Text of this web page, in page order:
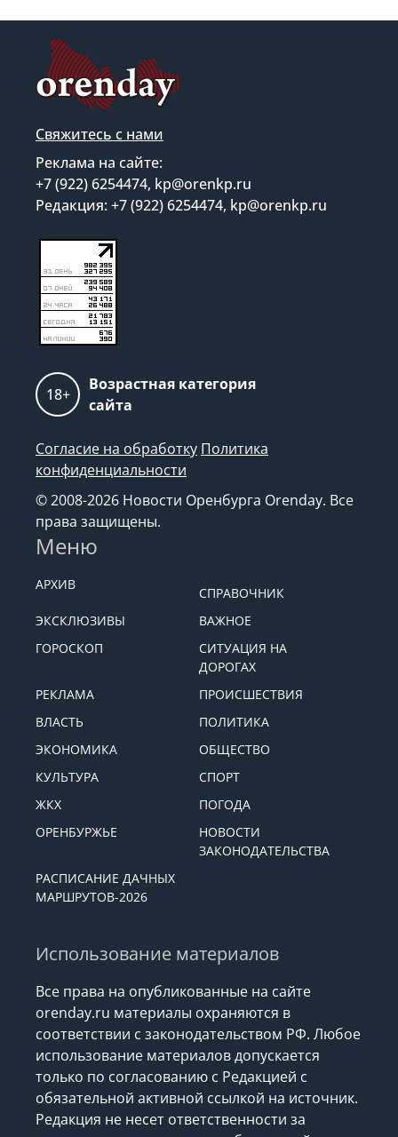
Свяжитесь с нами
Реклама на сайте:
+7 (922) 6254474, kp@orenkp.ru
Редакция: +7 (922) 6254474, kp@orenkp.ru
18+
Возрастная категория
сайта
Согласие на обработку Политика
конфиденциальности
© 2008-2026 Новости Оренбурга Orenday. Все
права защищены.
Меню
АРХИВ
СПРАВОЧНИК
ЭКСКЛЮЗИВЫ
ВАЖНОЕ
ГОРОСКОП
СИТУАЦИЯ НА
ДОРОГАХ
РЕКЛАМА
ПРОИСШЕСТВИЯ
ВЛАСТЬ
ПОЛИТИКА
ЭКОНОМИКА
ОБЩЕСТВО
КУЛЬТУРА
СПОРТ
ЖКХ
ПОГОДА
ОРЕНБУРЖЬЕ
НОВОСТИ
ЗАКОНОДАТЕЛЬСТВА
РАСПИСАНИЕ ДАЧНЫХ
МАРШРУТОВ-2026
Использование материалов
Все права на опубликованные на сайте
orenday.ru материалы охраняются в
соответствии с законодательством РФ. Любое
использование материалов допускается
только по согласованию с Редакцией с
обязательной активной ссылкой на источник.
Редакция не несет ответственности за